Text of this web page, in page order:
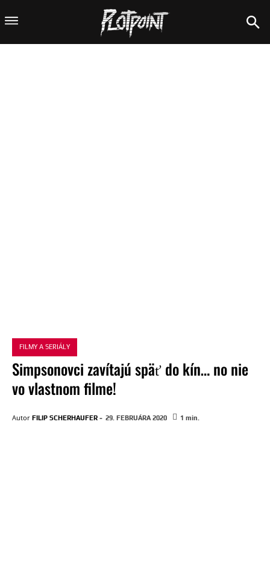
FILMY A SERIÁLY
Simpsonovci zavítajú späť do kín… no nie
vo vlastnom filme!
Autor FILIP SCHERHAUFER - 29. FEBRUÁRA 2020 1 min.